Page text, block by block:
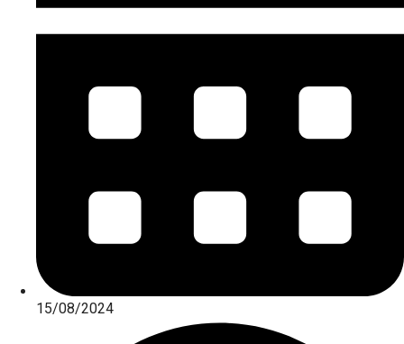
15/08/2024